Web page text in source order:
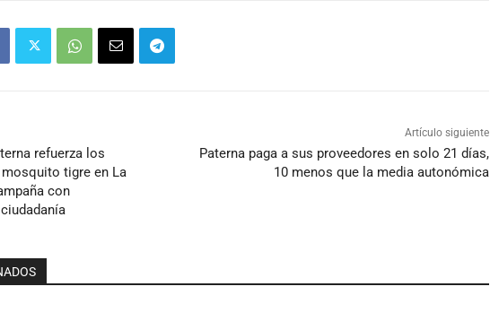
refuerza los
tigre en La
con
Artículo siguiente
Paterna paga a sus proveedores en solo 21 días,
10 menos que la media autonómica